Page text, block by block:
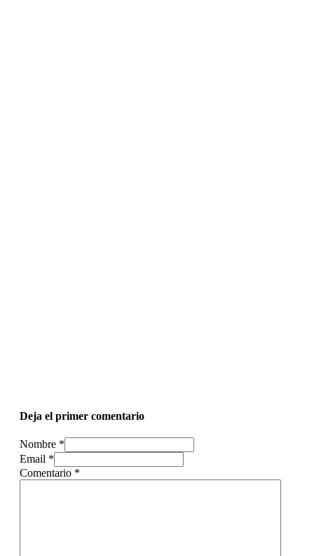
Deja el primer comentario
Nombre *
Email *
Comentario *